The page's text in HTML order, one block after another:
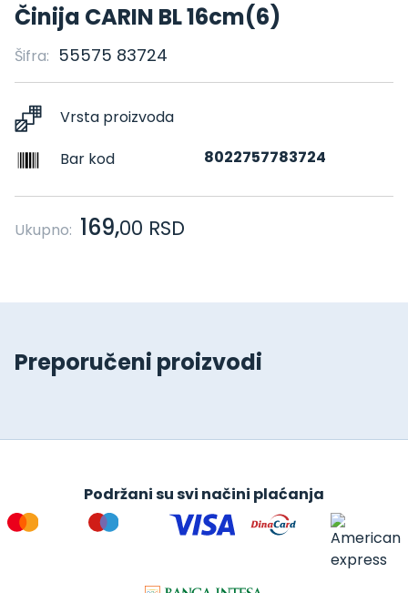
Činija CARIN BL 16cm(6)
Šifra: 55575 83724
Vrsta proizvoda
Bar kod
8022757783724
Ukupno: 169,00 RSD
Preporučeni proizvodi
Podržani su svi načini plaćanja